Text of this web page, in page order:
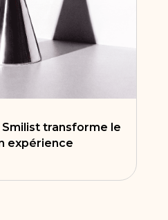
Smilist transforme le
expérience